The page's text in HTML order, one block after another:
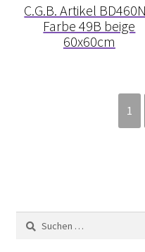
Hinterfüllmaterial
Klinkerfugen
C.G.B. Artikel
Farbe 49B beige
60x60cm
1